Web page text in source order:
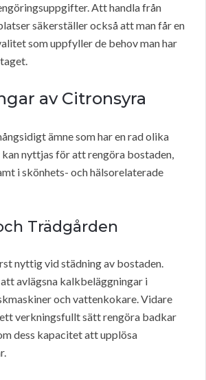
Att handla från
säkerställer också att man får en
som uppfyller de behov man har
av Citronsyra
ämne som har en rad olika
nyttjas för att rengöra bostaden,
i skönhets- och hälsorelaterade
Trädgården
nyttig vid städning av bostaden.
avlägsna kalkbeläggningar i
och vattenkokare. Vidare
verkningsfullt sätt rengöra badkar
dess kapacitet att upplösa